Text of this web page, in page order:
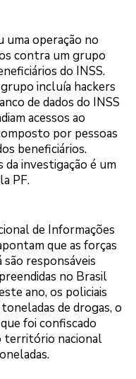
uma operação no
contra um grupo
do INSS.
incluía hackers
de dados do INSS
acessos ao
por pessoas
beneficiários.
da investigação é um
PF.
de Informações
que as forças
responsáveis
no Brasil
ano, os policiais
de drogas, o
foi confiscado
território nacional